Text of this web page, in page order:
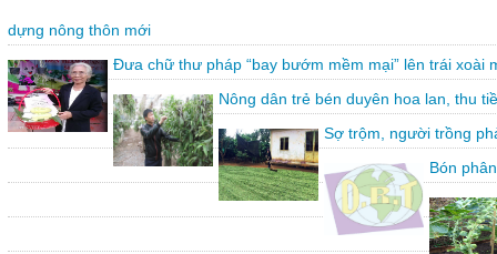
dựng nông thôn mới
Đưa chữ thư pháp “bay bướm mềm mại” lên trái xoài
Nông dân trẻ bén duyên hoa lan, thu
Sợ trộm, người trồng
Bón